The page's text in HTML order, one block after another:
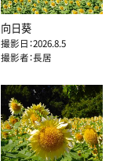
向日葵
撮影日：2026.8.5
撮影者：長居